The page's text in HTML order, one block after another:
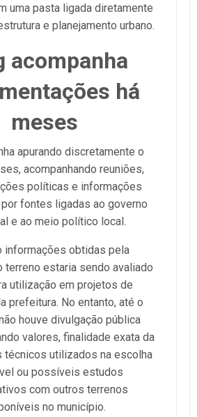
uma pasta ligada diretamente
e planejamento urbano.
acompanha
há
meses
apurando discretamente o
acompanhando reuniões,
políticas e informações
fontes ligadas ao governo
e ao meio político local.
informações obtidas pela
terreno estaria sendo avaliado
utilização em projetos de
prefeitura. No entanto, até o
houve divulgação pública
valores, finalidade exata da
técnicos utilizados na escolha
ou possíveis estudos
com outros terrenos
no município.